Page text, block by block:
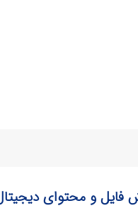
فایل و محتوای